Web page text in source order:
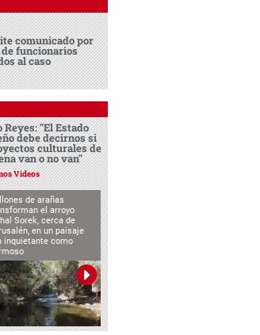
comunicado por
funcionarios
al caso
Reyes: "El Estado
debe decirnos si
culturales de
van o no van"
Videos
de arañas
el arroyo
Sorek, cerca de
en un paisaje
inquietante como